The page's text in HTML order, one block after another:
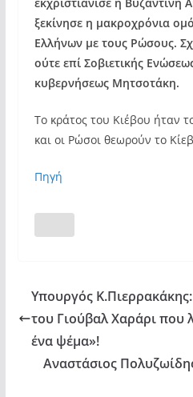
ξεκίνησε η μακροχρόνια
Ελλήνων με τους Ρώσους.
ούτε επί Σοβιετικής
κυβερνήσεως Μητσοτάκη.
Το κράτος του Κιέβου ήταν
και οι Ρώσοι θεωρούν το
Πηγή
Υπουργός
του Γιούβαλ Χαράρι που
ένα ψέμα»!
Αναστάσιος